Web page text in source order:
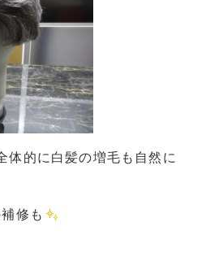
体的に白髪の増毛も自然に
修も